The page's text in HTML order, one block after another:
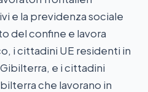
e la previdenza sociale
del confine e lavora
i cittadini UE residenti in
e i cittadini
che lavorano in